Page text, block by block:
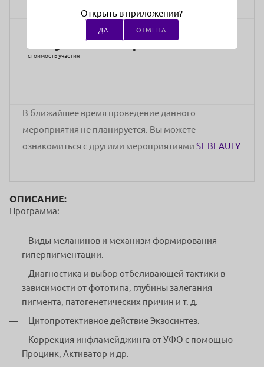
Закупка товара
стоимость участия
В ближайшее время проведение данного
мероприятия не планируется. Вы можете
ознакомиться с другими мероприятиями SL BEAUTY
ОПИСАНИЕ:
Программа:
Виды меланинов и механизм формирования
гиперпигментации.
Диагностика и выбор отбеливающей тактики в
зависимости от фототипа, глубины залегания
пигмента, патогенетических причин и т. д.
Цитопротективное действие Экзосинтез.
Коррекция инфламейджинга от УФО с помощью
Процинк, Активатор и др.
Открыть в приложении?
ДА ОТМЕНА